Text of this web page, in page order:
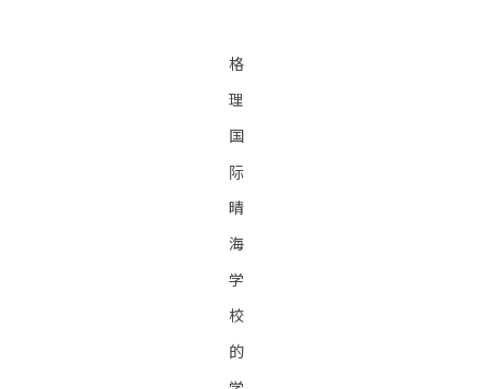
格
理
国
际
晴
海
学
校
的